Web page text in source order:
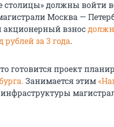
должны войти
Москва —
акционерный взнос
рублей за 3 года.
готовится проект
Занимается этим
инфраструктуры